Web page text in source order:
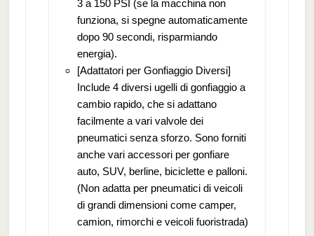
3 a 150 PSI (se la macchina non
funziona, si spegne automaticamente
dopo 90 secondi, risparmiando
energia).
[Adattatori per Gonfiaggio Diversi]
Include 4 diversi ugelli di gonfiaggio a
cambio rapido, che si adattano
facilmente a vari valvole dei
pneumatici senza sforzo. Sono forniti
anche vari accessori per gonfiare
auto, SUV, berline, biciclette e palloni.
(Non adatta per pneumatici di veicoli
di grandi dimensioni come camper,
camion, rimorchi e veicoli fuoristrada)